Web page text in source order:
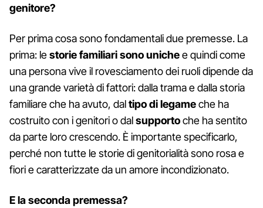
genitore?
Per prima cosa sono fondamentali due premesse. La
prima: lestorie familiari sono unichee quindi come
una persona vive il rovesciamento dei ruoli dipende da
una grande varietà di fattori: dalla trama e dalla storia
familiare che ha avuto, daltipo di legameche ha
costruito con i genitori o dalsupportoche ha sentito
da parte loro crescendo. È importante specificarlo,
perché non tutte le storie di genitorialità sono rosa e
fiori e caratterizzate da un amore incondizionato.
E la seconda premessa?